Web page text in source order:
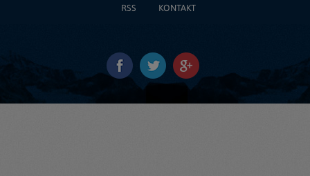
RSS
KONTAKT